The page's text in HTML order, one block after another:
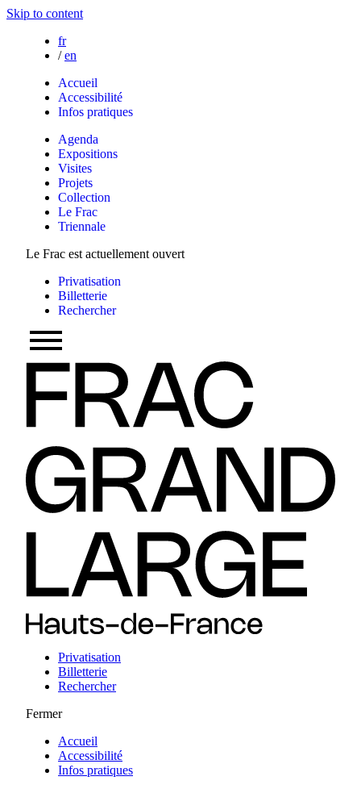
Skip to content
fr
/ en
Accueil
Accessibilité
Infos pratiques
Agenda
Expositions
Visites
Projets
Collection
Le Frac
Triennale
Le Frac est actuellement ouvert
Privatisation
Billetterie
Rechercher
Privatisation
Billetterie
Rechercher
Fermer
Accueil
Accessibilité
Infos pratiques